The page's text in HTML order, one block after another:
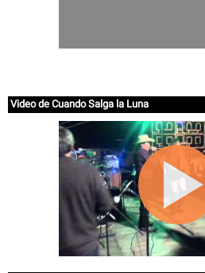
Video de Cuando Salga la Luna